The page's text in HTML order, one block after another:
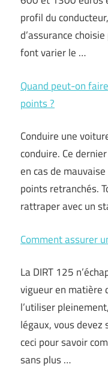
profil du
d’assurance
font varier le …
Quand peut-on
points ?
Conduire une
conduire. Ce
en cas de
points retranchés.
rattraper avec un
Comment assurer
La DIRT 125
vigueur en matière
l’utiliser
légaux, vous devez
ceci pour savoir
sans plus …